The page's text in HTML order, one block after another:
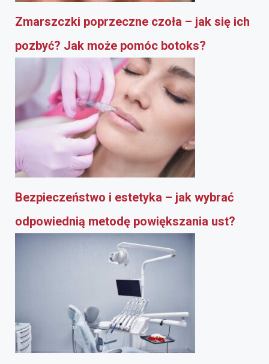
Zmarszczki poprzeczne czoła – jak się ich
pozbyć? Jak może pomóc botoks?
Bezpieczeństwo i estetyka – jak wybrać
odpowiednią metodę powiększania ust?